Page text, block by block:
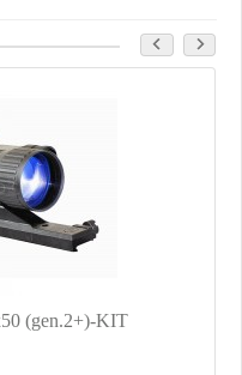
(gen.2+)-KIT